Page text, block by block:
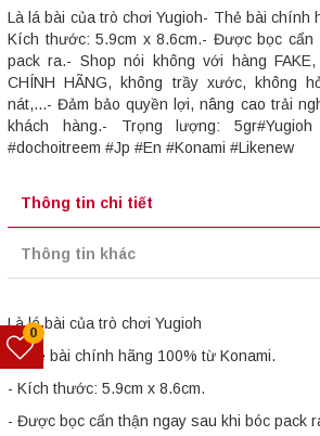
Là lá bài của trò chơi Yugioh- Thẻ bài chính
Kích thước: 5.9cm x 8.6cm.- Được bọc
pack ra.- Shop nói không với hàng
CHÍNH HÃNG, không trầy xước, không
nát,...- Đảm bảo quyền lợi, nâng cao trải
khách hàng.- Trọng lượng: 5gr#Yugioh
#dochoitreem #Jp #En #Konami #Likenew
Thông tin chi tiết
Thông tin khác
Là lá bài của trò chơi Yugioh
- Thẻ bài chính hãng 100% từ Konami.
- Kích thước: 5.9cm x 8.6cm.
- Được bọc cẩn thận ngay sau khi bóc pack
0